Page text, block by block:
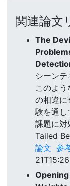
関連論文
The
シーン
このよう
の相違に
験を通し
課題に対
Tailed
論文 参